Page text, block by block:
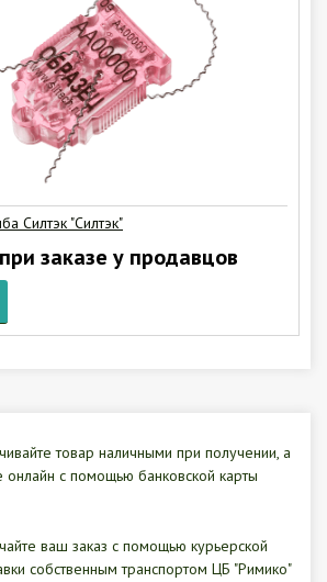
Силтэк "Силтэк"
заказе у продавцов
товар наличными при получении, а
онлайн с помощью банковской карты
ваш заказ с помощью курьерской
собственным транспортом ЦБ "Римико"